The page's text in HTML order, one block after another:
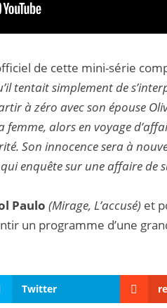
de cette mini-série
tentait simplement de
à zéro avec son épouse
alors en voyage
Son innocence sera à
enquête sur une affaire de
Paulo (Mirage, L’accusé) et
un programme d’une
Twitter